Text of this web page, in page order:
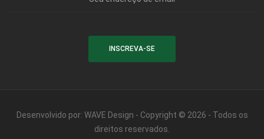
Desenvolvido por: WAVE Design - Copyright © 2026 - Todos os
direitos reservados.